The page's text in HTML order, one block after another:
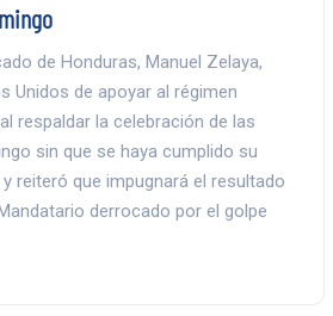
de Honduras, Manuel Zelaya,
Unidos de apoyar al régimen
respaldar la celebración de las
sin que se haya cumplido su
reiteró que impugnará el resultado
derrocado por el golpe